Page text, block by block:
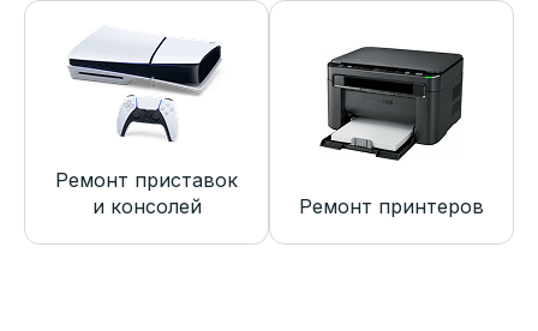
Ремонт приставок
и консолей
Ремонт принтеров